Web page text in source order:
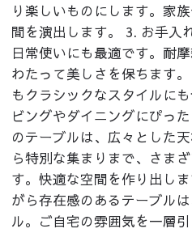
り楽しいものにします。家
間を演出します。 3. お手入
日常使いにも最適です。耐
わたって美しさを保ちます
もクラシックなスタイルに
ビングやダイニングにぴっ
のテーブルは、広々とした
ら特別な集まりまで、さま
す。快適な空間を作り出し
がら存在感のあるテーブル
ル。ご自宅の雰囲気を一層